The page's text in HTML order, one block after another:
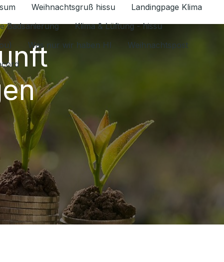
Datenschutz 1.6.2026 umschalten
Weihnachtsgruß hissu
Landingpage Klima
Badsanierung
Klima & Lüftung - hissu
Was nur wir haben HI
Weihnachtspost